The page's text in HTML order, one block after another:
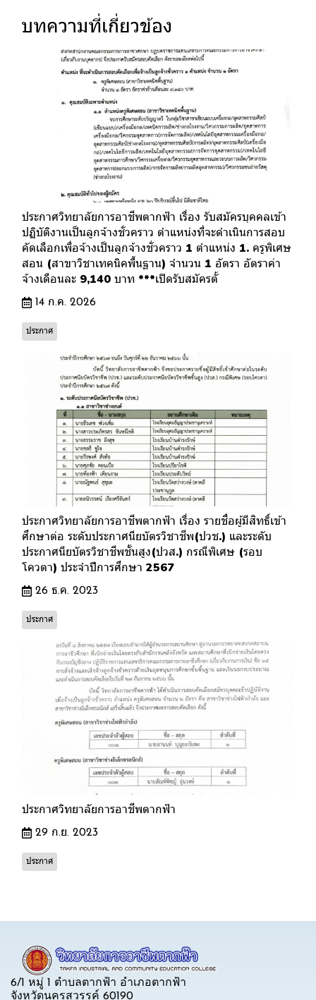
บทความที่เกี่ยวข้อง
ประกาศวิทยาลัยการอาชีพตากฟ้า เรื่อง รับสมัครบุคคลเข้า
ปฏิบัติงานเป็นลูกจ้างชั่วคราว ตำแหน่งที่จะดำเนินการสอบ
คัดเลือกเพื่อจ้างเป็นลูกจ้างชั่วคราว 1 ตำแหน่ง 1. ครูพิเศษ
สอน (สาขาวิชาเทคนิคพื้นฐาน) จำนวน 1 อัตรา อัตราค่า
จ้างเดือนละ 9,140 บาท ***เปิดรับสมัครตั้
14 ก.ค. 2026
ประกาศ
ประกาศวิทยาลัยการอาชีพตากฟ้า เรื่อง รายชื่อผู้มีสิทธิ์เข้า
ศึกษาต่อ ระดับประกาศนียบัตรวิชาชีพ(ปวช.) และระดับ
ประกาศนียบัตรวิชาชีพชั้นสูง(ปวส.) กรณีพิเศษ (รอบ
โควตา) ประจำปีการศึกษา 2567
26 ธ.ค. 2023
ประกาศ
ประกาศวิทยาลัยการอาชีพตากฟ้า
29 ก.ย. 2023
ประกาศ
6/1 หมู่ 1 ตำบลตากฟ้า อำเภอตากฟ้า
จังหวัดนครสวรรค์ 60190